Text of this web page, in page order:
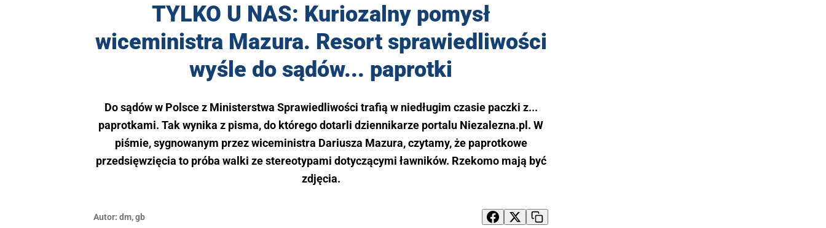
TYLKO U NAS: Kuriozalny pomysł
wiceministra Mazura. Resort sprawiedliwości
wyśle do sądów... paprotki
Do sądów w Polsce z Ministerstwa Sprawiedliwości trafią w niedługim czasie paczki z...
paprotkami. Tak wynika z pisma, do którego dotarli dziennikarze portalu Niezalezna.pl. W
piśmie, sygnowanym przez wiceministra Dariusza Mazura, czytamy, że paprotkowe
przedsięwzięcia to próba walki ze stereotypami dotyczącymi ławników. Rzekomo mają być
zdjęcia.
Autor: dm,gb